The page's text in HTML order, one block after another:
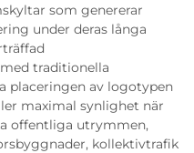
som genererar
under deras långa
traditionella
placeringen av logotypen
maximal synlighet när
offentliga utrymmen,
kollektivtrafik